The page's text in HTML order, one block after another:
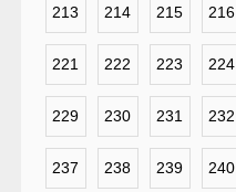
213 214 215 216
221 222 223 224
229 230 231 232
237 238 239 240